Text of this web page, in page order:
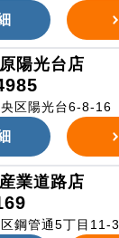
陽光台店
区陽光台6-8-16
業道路店
鋼管通5丁目11-3